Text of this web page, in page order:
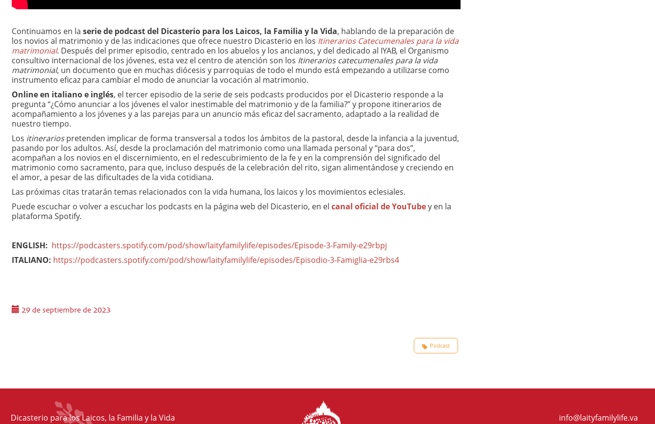
Continuamos en la serie de podcast del Dicasterio para los Laicos, la Familia y la Vida, hablando de la preparación de
los novios al matrimonio y de las indicaciones que ofrece nuestro Dicasterio en los Itinerarios Catecumenales para la vida
matrimonial. Después del primer episodio, centrado en los abuelos y los ancianos, y del dedicado al IYAB, el Organismo
consultivo internacional de los jóvenes, esta vez el centro de atención son los Itinerarios catecumenales para la vida
matrimonial, un documento que en muchas diócesis y parroquias de todo el mundo está empezando a utilizarse como
instrumento eficaz para cambiar el modo de anunciar la vocación al matrimonio.
Online en italiano e inglés, el tercer episodio de la serie de seis podcasts producidos por el Dicasterio responde a la
pregunta “¿Cómo anunciar a los jóvenes el valor inestimable del matrimonio y de la familia?” y propone itinerarios de
acompañamiento a los jóvenes y a las parejas para un anuncio más eficaz del sacramento, adaptado a la realidad de
nuestro tiempo.
Los itinerariospretenden implicar de forma transversal a todos los ámbitos de la pastoral, desde la infancia a la juventud,
pasando por los adultos. Así, desde la proclamación del matrimonio como una llamada personal y “para dos”,
acompañan a los novios en el discernimiento, en el redescubrimiento de la fe y en la comprensión del significado del
matrimonio como sacramento, para que, incluso después de la celebración del rito, sigan alimentándose y creciendo en
el amor, a pesar de las dificultades de la vida cotidiana.
Las próximas citas tratarán temas relacionados con la vida humana, los laicos y los movimientos eclesiales.
Puede escuchar o volver a escuchar los podcasts en la página web del Dicasterio, en el canal oficial de YouTubey en la
plataforma Spotify.
ENGLISH: https://podcasters.spotify.com/pod/show/laityfamilylife/episodes/Episode-3-Family-e29rbpj
ITALIANO: https://podcasters.spotify.com/pod/show/laityfamilylife/episodes/Episodio-3-Famiglia-e29rbs4
29 de septiembre de 2023
Podcast
Dicasterio para los Laicos, la Familia y la Vida
info@laityfamilylife.va